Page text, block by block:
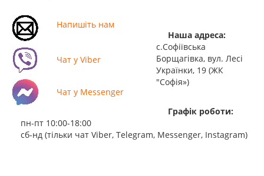
Напишіть нам
Чат у Viber
Чат у Messenger
Наша адреса:
с.Софіївська
Борщагівка, вул. Лесі
Українки, 19 (ЖК
"Софія»)
Графік роботи:
пн-пт 10:00-18:00
сб-нд (тільки чат Viber, Telegram, Messenger, Instagram)